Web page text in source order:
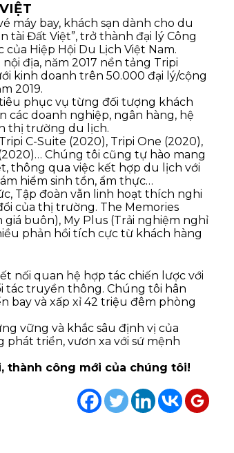
máy bay, khách sạn dành cho du
tài Đất Việt”, trở thành đại lý Công
Hiệp Hội Du Lịch Việt Nam.
địa, năm 2017 nền tảng Tripi
kinh doanh trên 50.000 đại lý/cộng
2019.
phục vụ từng đối tượng khách
các doanh nghiệp, ngân hàng, hệ
thị trường du lịch.
C-Suite (2020), Tripi One (2020),
Chúng tôi cũng tự hào mang
thông qua việc kết hợp du lịch với
hiểm sinh tồn, ẩm thực…
Tập đoàn vẫn linh hoạt thích nghi
của thị trường. The Memories
buôn), My Plus (Trải nghiệm nghỉ
phản hồi tích cực từ khách hàng
nối quan hệ hợp tác chiến lược với
tác truyền thông. Chúng tôi hân
bay và xấp xỉ 42 triệu đêm phòng
vững và khắc sâu định vị của
triển, vươn xa với sứ mệnh
thành công mới của chúng tôi!